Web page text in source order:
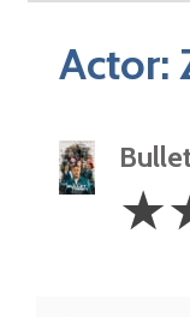
Actor:
2.5
Stars
☆